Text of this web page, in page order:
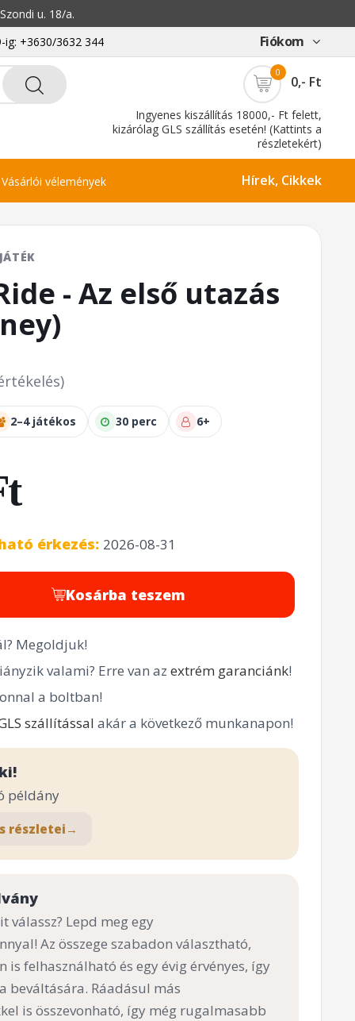
u. 18/a.
ig: +3630/3632 344
Fiókom
0
0,- Ft
Ingyenes kiszállítás 18000,- Ft felett,
kizárólag GLS szállítás esetén! (Kattints a
részletekért)
Vásárlói vélemények Hírek, Cikkek
- Az első utazás
2–4 játékos 30 perc 6+
érkezés: 2026-08-31
Kosárba teszem
Megoldjuk!
valami? Erre van az extrém garanciánk!
a boltban!
szállítással akár a következő munkanapon!
példány
részletei →
válassz? Lepd meg egy
Az összege szabadon választható,
is felhasználható és egy évig érvényes, így
beváltására. Ráadásul más
is összevonható, így még rugalmasabb